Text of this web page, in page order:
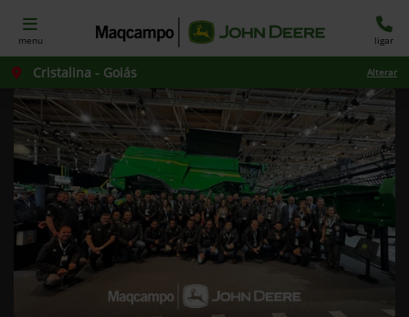
menu ligar
Cristalina - Goiás Alterar